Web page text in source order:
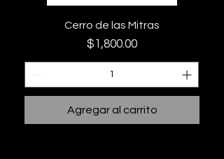
Cerro de las Mitras
Precio
$1,800.00
Agregar al carrito